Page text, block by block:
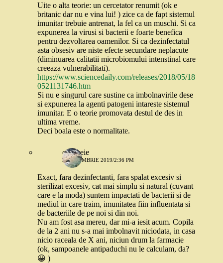
Uite o alta teorie: un cercetator renumit (ok e
britanic dar nu e vina lui! ) zice ca de fapt sistemul
imunitar trebuie antrenat, la fel ca un muschi. Si ca
expunerea la virusi si bacterii e foarte benefica
pentru dezvoltarea oamenilor. Si ca dezinfectatul
asta obsesiv are niste efecte secundare neplacute
(diminuarea calitatii microbiomului intenstinal care
creeaza vulnerabilitati).
https://www.sciencedaily.com/releases/2018/05/18
0521131746.htm
Si nu e singurul care sustine ca imbolnavirile dese
si expunerea la agenti patogeni intareste sistemul
imunitar. E o teorie promovata destul de des in
ultima vreme.
Deci boala este o normalitate.
o femeie
3 OCTOMBRIE 2019/2:36 PM
Exact, fara dezinfectanti, fara spalat excesiv si
sterilizat excesiv, cat mai simplu si natural (cuvant
care e la moda) suntem impactati de bacterii si de
mediul in care traim, imunitatea fiin influentata si
de bacteriile de pe noi si din noi.
Nu am fost asa mereu, dar mi-a iesit acum. Copila
de la 2 ani nu s-a mai imbolnavit niciodata, in casa
nicio raceala de X ani, niciun drum la farmacie
(ok, sampoanele antipaduchi nu le calculam, da?
😀 )